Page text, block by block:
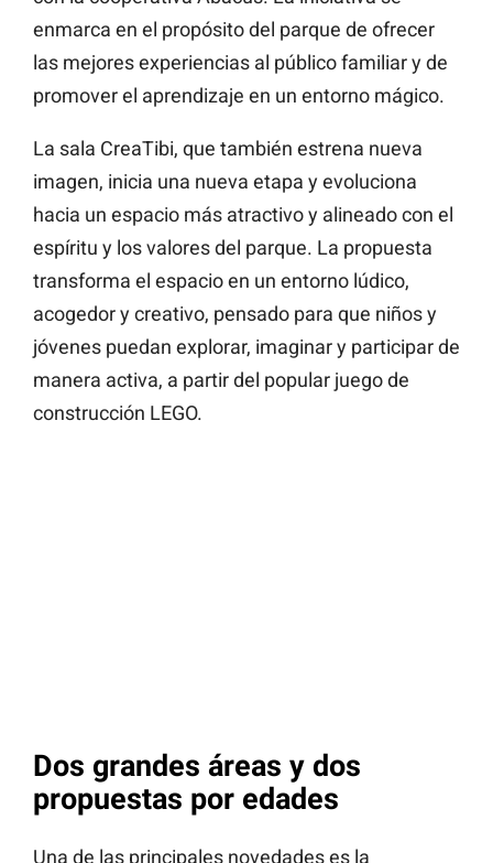
enmarca en el propósito del parque de ofrecer
las mejores experiencias al público familiar y de
promover el aprendizaje en un entorno mágico.
La sala CreaTibi, que también estrena nueva
imagen, inicia una nueva etapa y evoluciona
hacia un espacio más atractivo y alineado con el
espíritu y los valores del parque. La propuesta
transforma el espacio en un entorno lúdico,
acogedor y creativo, pensado para que niños y
jóvenes puedan explorar, imaginar y participar de
manera activa, a partir del popular juego de
construcción LEGO.
Dos grandes áreas y dos
propuestas por edades
Una de las principales novedades es la